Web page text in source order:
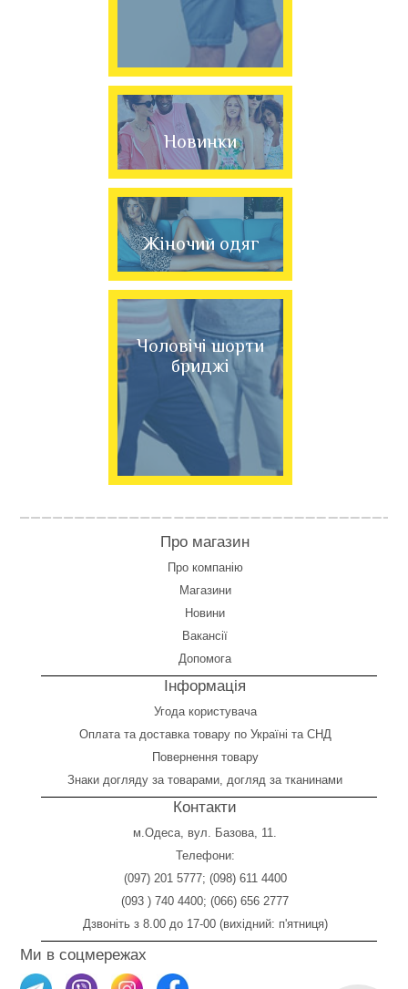
Новинки
Жіночий одяг
Чоловічі шорти
бриджі
Про магазин
Про компанію
Магазини
Новини
Вакансії
Допомога
Інформація
Угода користувача
Оплата та доставка товару по Україні та СНД
Повернення товару
Знаки догляду за товарами, догляд за тканинами
Контакти
м.Одеса, вул. Базова, 11.
Телефони:
(097) 201 5777; (098) 611 4400
(093 ) 740 4400; (066) 656 2777
Дзвоніть з 8.00 до 17-00 (вихідний: п'ятниця)
Ми в соцмережах